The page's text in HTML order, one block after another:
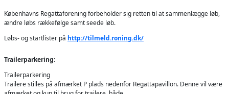
Københavns Regattaforening forbeholder sig retten til at sammenlægge løb,
ændre løbs rækkefølge samt seede løb.
Løbs- og startlister på http://tilmeld.roning.dk/
Trailerparkering:
Trailerparkering
Trailere stilles på afmærket P plads nedenfor Regattapavillon. Denne vil være